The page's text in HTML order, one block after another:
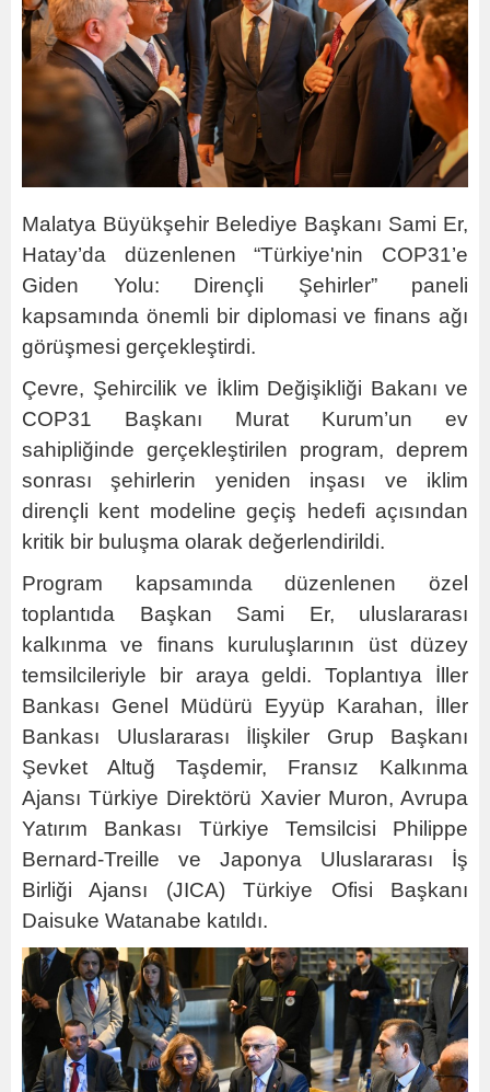
Malatya Büyükşehir Belediye Başkanı Sami Er,
Hatay’da düzenlenen “Türkiye'nin COP31’e
Giden Yolu: Dirençli Şehirler” paneli
kapsamında önemli bir diplomasi ve finans ağı
görüşmesi gerçekleştirdi.
Çevre, Şehircilik ve İklim Değişikliği Bakanı ve
COP31 Başkanı Murat Kurum’un ev
sahipliğinde gerçekleştirilen program, deprem
sonrası şehirlerin yeniden inşası ve iklim
dirençli kent modeline geçiş hedefi açısından
kritik bir buluşma olarak değerlendirildi.
Program kapsamında düzenlenen özel
toplantıda Başkan Sami Er, uluslararası
kalkınma ve finans kuruluşlarının üst düzey
temsilcileriyle bir araya geldi. Toplantıya İller
Bankası Genel Müdürü Eyyüp Karahan, İller
Bankası Uluslararası İlişkiler Grup Başkanı
Şevket Altuğ Taşdemir, Fransız Kalkınma
Ajansı Türkiye Direktörü Xavier Muron, Avrupa
Yatırım Bankası Türkiye Temsilcisi Philippe
Bernard-Treille ve Japonya Uluslararası İş
Birliği Ajansı (JICA) Türkiye Ofisi Başkanı
Daisuke Watanabe katıldı.